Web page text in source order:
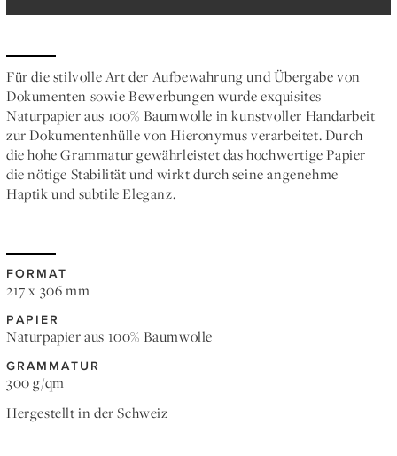
Für die stilvolle Art der Aufbewahrung und Übergabe von
Dokumenten sowie Bewerbungen wurde exquisites
Naturpapier aus 100% Baumwolle in kunstvoller Handarbeit
zur Dokumentenhülle von Hieronymus verarbeitet. Durch
die hohe Grammatur gewährleistet das hochwertige Papier
die nötige Stabilität und wirkt durch seine angenehme
Haptik und subtile Eleganz.
FORMAT
217 x 306 mm
PAPIER
Naturpapier aus 100% Baumwolle
GRAMMATUR
300 g/qm
Hergestellt in der Schweiz